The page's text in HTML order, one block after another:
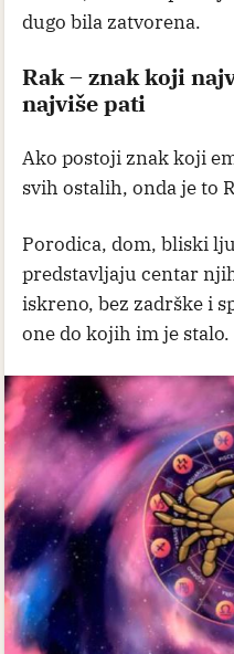
dugo bila zatvorena.
Rak – znak koji
najviše pati
Ako postoji znak koji
svih ostalih, onda je to
Porodica, dom, bliski
predstavljaju centar
iskreno, bez zadrške i
one do kojih im je stalo.